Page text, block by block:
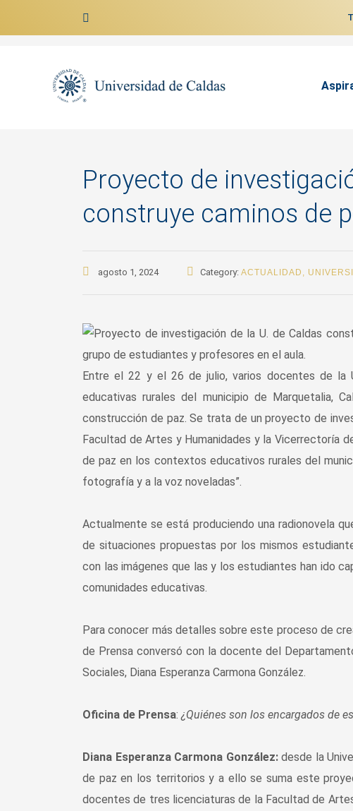
Proyecto de
construye caminos de
agosto 1, 2024 Category: ACTUALIDAD ,
Entre el 22 y el 26 de julio, varios docentes de la
educativas rurales del municipio de Marquetalia,
construcción de paz. Se trata de un proyecto de
Facultad de Artes y Humanidades y la Vicerrectoría
de paz en los contextos educativos rurales del
fotografía y a la voz noveladas”.
Actualmente se está produciendo una radionovela
de situaciones propuestas por los mismos
con las imágenes que las y los estudiantes han ido
comunidades educativas.
Para conocer más detalles sobre este proceso de
de Prensa conversó con la docente del
Sociales, Diana Esperanza Carmona González.
Oficina de Prensa:¿Quiénes son los encargados de
Diana Esperanza Carmona González:desde la
de paz en los territorios y a ello se suma este
docentes de tres licenciaturas de la Facultad de